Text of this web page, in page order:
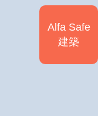
Alfa Safe
建築